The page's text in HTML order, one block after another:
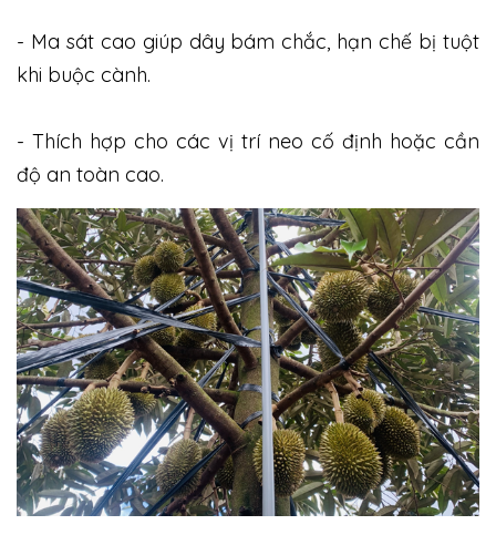
- Ma sát cao giúp dây bám chắc, hạn chế bị tuột
khi buộc cành.
- Thích hợp cho các vị trí neo cố định hoặc cần
độ an toàn cao.